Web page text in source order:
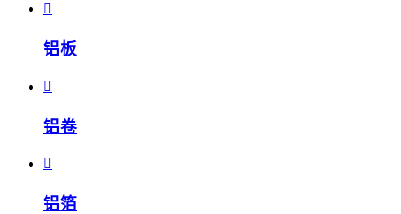
铝板
铝卷
铝箔